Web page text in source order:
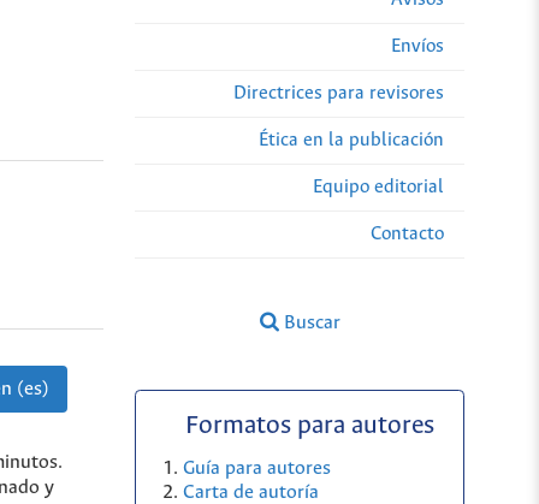
Envíos
Directrices para revisores
Ética en la publicación
Equipo editorial
Contacto
Buscar
(es)
y
Formatos para autores
Guía para autores
Carta de autoría